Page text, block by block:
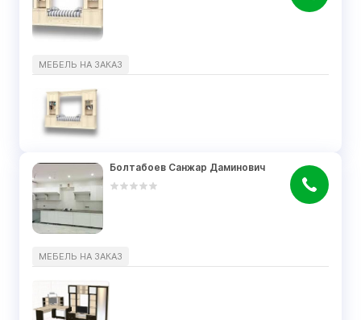
МЕБЕЛЬ НА ЗАКАЗ
Болтабоев Санжар Даминович
МЕБЕЛЬ НА ЗАКАЗ